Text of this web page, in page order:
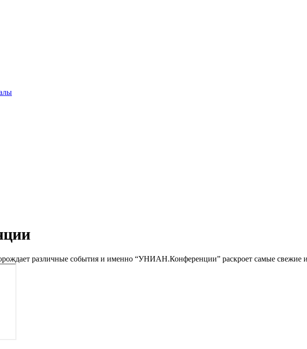
различные события и именно “УНИАН.Конференции” раскроет самые свежие